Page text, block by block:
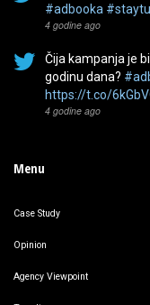
#adbooka
4 godine ago
Čija kampanja je
godinu dana?
https://t.co/
4 godine ago
Menu
Case Study
Opinion
Agency Viewpoint